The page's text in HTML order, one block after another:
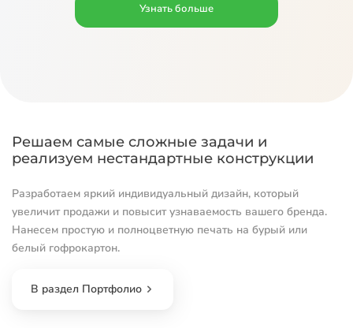
Узнать больше
Решаем самые сложные задачи и
реализуем нестандартные конструкции
Разработаем яркий индивидуальный дизайн, который
увеличит продажи и повысит узнаваемость вашего бренда.
Нанесем простую и полноцветную печать на бурый или
белый гофрокартон.
В раздел Портфолио